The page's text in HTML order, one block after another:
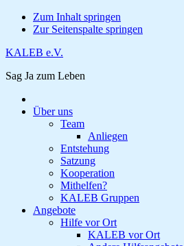
Zum Inhalt springen
Zur Seitenspalte springen
KALEB e.V.
Sag Ja zum Leben
Über uns
Team
Anliegen
Entstehung
Satzung
Kooperation
Mithelfen?
KALEB Gruppen
Angebote
Hilfe vor Ort
KALEB vor Ort